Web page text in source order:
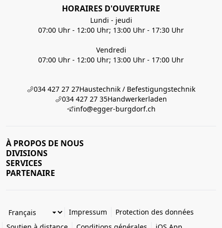
HORAIRES D'OUVERTURE
Lundi - jeudi
07:00 Uhr - 12:00 Uhr; 13:00 Uhr - 17:30 Uhr
Vendredi
07:00 Uhr - 12:00 Uhr; 13:00 Uhr - 17:00 Uhr
034 427 27 27Haustechnik / Befestigungstechnik
034 427 27 35Handwerkerladen
info@egger-burgdorf.ch
À PROPOS DE NOUS
DIVISIONS
SERVICES
PARTENAIRE
Impressum
Protection des données